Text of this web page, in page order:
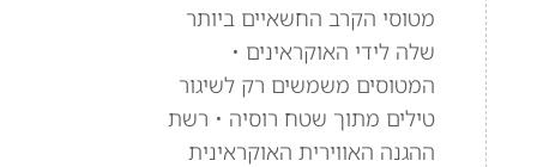
מטוסי הקרב החשאיים ביותר
שלה לידי האוקראינים •
המטוסים משמשים רק לשיגור
טילים מתוך שטח רוסיה • רשת
ההגנה האווירית האוקראינית